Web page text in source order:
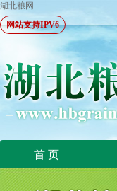
湖北粮网
网站支持IPV6
首 页